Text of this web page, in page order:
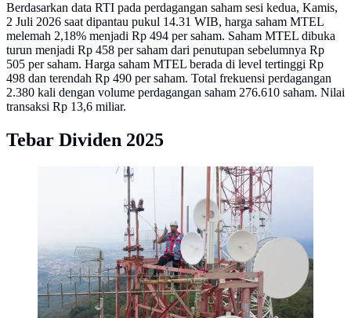
Berdasarkan data RTI pada perdagangan saham sesi kedua, Kamis,
2 Juli 2026 saat dipantau pukul 14.31 WIB, harga saham MTEL
melemah 2,18% menjadi Rp 494 per saham. Saham MTEL dibuka
turun menjadi Rp 458 per saham dari penutupan sebelumnya Rp
505 per saham. Harga saham MTEL berada di level tertinggi Rp
498 dan terendah Rp 490 per saham. Total frekuensi perdagangan
2.380 kali dengan volume perdagangan saham 276.610 saham. Nilai
transaksi Rp 13,6 miliar.
Tebar Dividen 2025
Telkom lewat Mitratel yang menargetkan pembangunan
6.000 menara operator jaringan komunikasi dalam tiga